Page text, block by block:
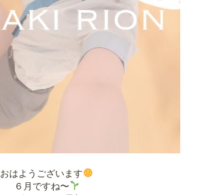
おはようございます
６月ですね〜